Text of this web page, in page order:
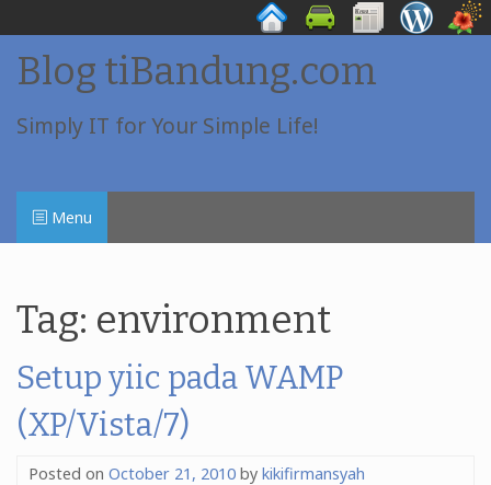
Skip
content
Blog tiBandung.com
Simply IT for Your Simple Life!
Menu
Tag: environment
Setup yiic pada WAMP
(XP/Vista/7)
Posted on October 21, 2010 by kikifirmansyah